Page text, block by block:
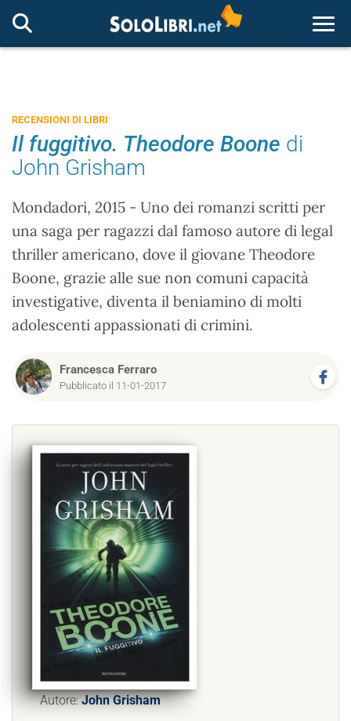
RECENSIONI DI LIBRI
Il fuggitivo. Theodore Boone di
John Grisham
Mondadori, 2015 - Uno dei romanzi scritti per
una saga per ragazzi dal famoso autore di legal
thriller americano, dove il giovane Theodore
Boone, grazie alle sue non comuni capacità
investigative, diventa il beniamino di molti
adolescenti appassionati di crimini.
Francesca Ferraro
Pubblicato il 11-01-2017
Autore:John Grisham